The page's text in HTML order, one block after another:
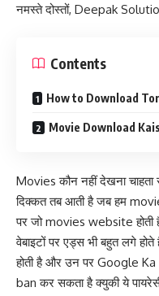
नमस्ते दोस्तों, Deepak
Contents
How to Download
Movie Download
Movies कौन नहीं देखना
दिक्कत तब आती है जब हम
पर जो movies website
वेबाइटों पर एड्स भी बहुत लगे
होती है और उन पर Google
ban कर सकता है क्युकी ये